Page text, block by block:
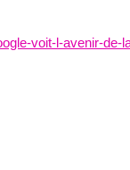
voit-l-avenir-de-